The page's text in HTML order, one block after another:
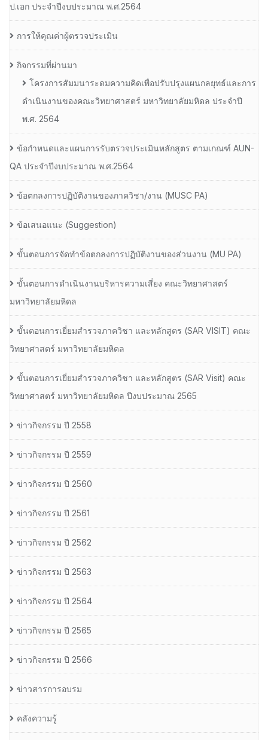
ป.เอก ประจําปีงบประมาณ พ.ศ.2564
การให้คุณค่าผู้ตรวจประเมิน
กิจกรรมที่ผ่านมา
โครงการสัมมนาระดมความคิดเพื่อปรับปรุงแผนกลยุทธ์และการ
ดำเนินงานของคณะวิทยาศาสตร์ มหาวิทยาลัยมหิดล ประจำปี
พ.ศ. 2564
ข้อกำหนดและแผนการรับตรวจประเมินหลักสูตร ตามเกณฑ์ AUN-
QA ประจำปีงบประมาณ พ.ศ.2564
ข้อตกลงการปฏิบัติงานของภาควิชา/งาน (MUSC PA)
ข้อเสนอแนะ (Suggestion)
ขั้นตอนการจัดทำข้อตกลงการปฏิบัติงานของส่วนงาน (MU PA)
ขั้นตอนการดำเนินงานบริหารความเสี่ยง คณะวิทยาศาสตร์
มหาวิทยาลัยมหิดล
ขั้นตอนการเยี่ยมสำรวจภาควิชา และหลักสูตร (SAR VISIT) คณะ
วิทยาศาสตร์ มหาวิทยาลัยมหิดล
ขั้นตอนการเยี่ยมสำรวจภาควิชา และหลักสูตร (SAR Visit) คณะ
วิทยาศาสตร์ มหาวิทยาลัยมหิดล ปีงบประมาณ 2565
ข่าวกิจกรรม ปี 2558
ข่าวกิจกรรม ปี 2559
ข่าวกิจกรรม ปี 2560
ข่าวกิจกรรม ปี 2561
ข่าวกิจกรรม ปี 2562
ข่าวกิจกรรม ปี 2563
ข่าวกิจกรรม ปี 2564
ข่าวกิจกรรม ปี 2565
ข่าวกิจกรรม ปี 2566
ข่าวสารการอบรม
คลังความรู้